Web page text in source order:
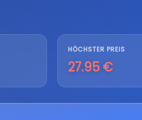
HÖCHSTER PREIS
27.95 €